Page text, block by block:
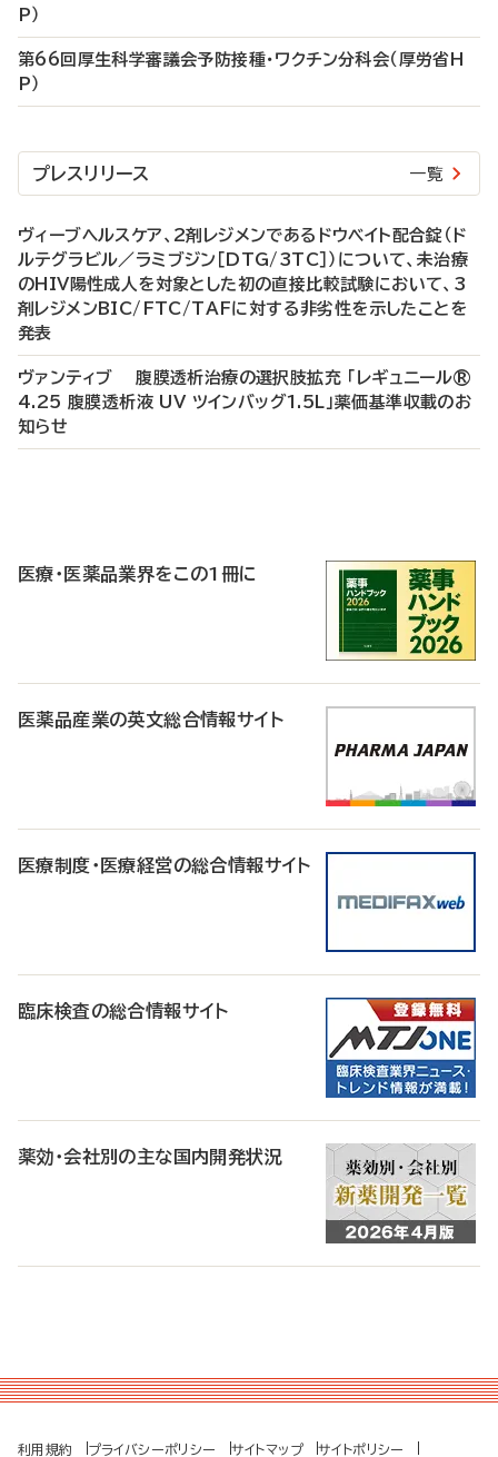
P）
第66回厚生科学審議会予防接種・ワクチン分科会（厚労省H
P）
プレスリリース 一覧
ヴィーブヘルスケア、2剤レジメンであるドウベイト配合錠（ド
ルテグラビル／ラミブジン［DTG/3TC］）について、未治療
のHIV陽性成人を対象とした初の直接比較試験において、3
剤レジメンBIC/FTC/TAFに対する非劣性を示したことを
発表
ヴァンティブ 腹膜透析治療の選択肢拡充 「レギュニール®
4.25 腹膜透析液 UV ツインバッグ1.5L」薬価基準収載のお
知らせ
医療・医薬品業界をこの1冊に
医薬品産業の英文総合情報サイト
医療制度・医療経営の総合情報サイト
臨床検査の総合情報サイト
薬効・会社別の主な国内開発状況
利用規約 プライバシーポリシー サイトマップ サイトポリシー